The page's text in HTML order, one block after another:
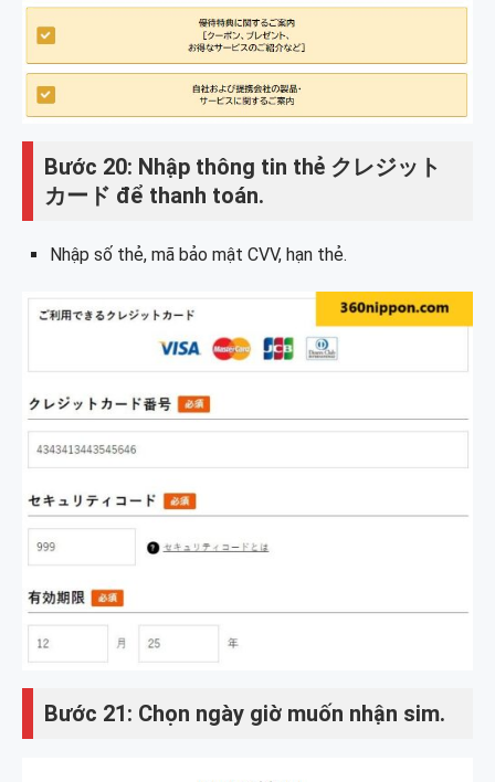
Bước 20: Nhập thông tin thẻ クレジット
カード để thanh toán.
Nhập số thẻ, mã bảo mật CVV, hạn thẻ.
Bước 21: Chọn ngày giờ muốn nhận sim.